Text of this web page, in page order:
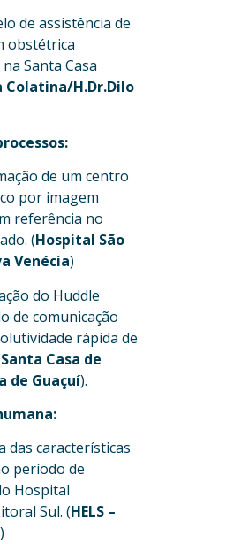
de assistência de
obstétrica
Santa Casa
Colatina/H.Dr.Dilo
de um centro
por imagem
referência no
(Hospital São
Venécia)
do Huddle
de comunicação
rápida de
Santa Casa de
de Guaçuí).
das características
período de
Hospital
Sul. (HELS –
)